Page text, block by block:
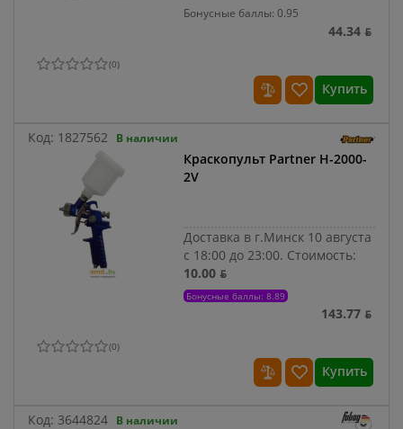
Бонусные баллы: 0.95
44.34 ƃ
(0)
Купить
Код: 1827562 В наличии
Краскопульт Partner H-2000-
2V
Доставка в г.Минск 10 августа
с 18:00 до 23:00. Стоимость:
10.00 ƃ
Бонусные баллы: 8.89
143.77 ƃ
(0)
Купить
Код: 3644824 В наличии